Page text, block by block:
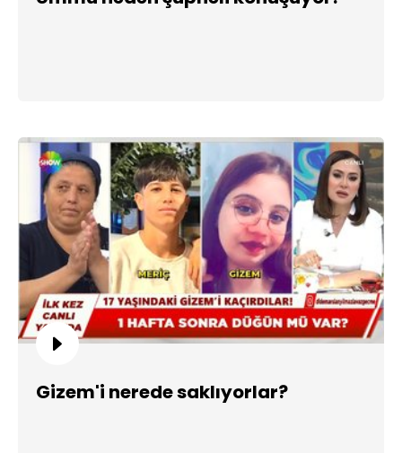
Gizem'i nerede saklıyorlar?